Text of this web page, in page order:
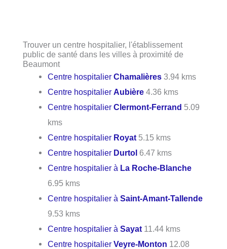
Trouver un centre hospitalier, l'établissement
public de santé dans les villes à proximité de
Beaumont
Centre hospitalierChamalières 3.94 kms
Centre hospitalierAubière 4.36 kms
Centre hospitalierClermont-Ferrand 5.09
kms
Centre hospitalier Royat 5.15 kms
Centre hospitalier Durtol 6.47 kms
Centre hospitalier à La Roche-Blanche
6.95 kms
Centre hospitalier àSaint-Amant-Tallende
9.53 kms
Centre hospitalier àSayat 11.44 kms
Centre hospitalierVeyre-Monton 12.08